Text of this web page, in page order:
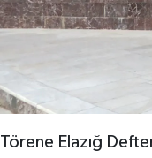
Törene Elazığ